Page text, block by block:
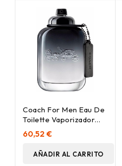
Coach For Men Eau De
Toilette Vaporizador
100 Ml
60,52 €
AÑADIR AL CARRITO